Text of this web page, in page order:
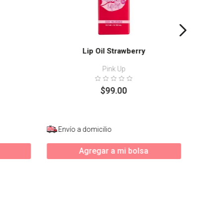
Lip Oil Strawberry
Pink Up
$99.00
Envío a domicilio
Agregar a mi bolsa